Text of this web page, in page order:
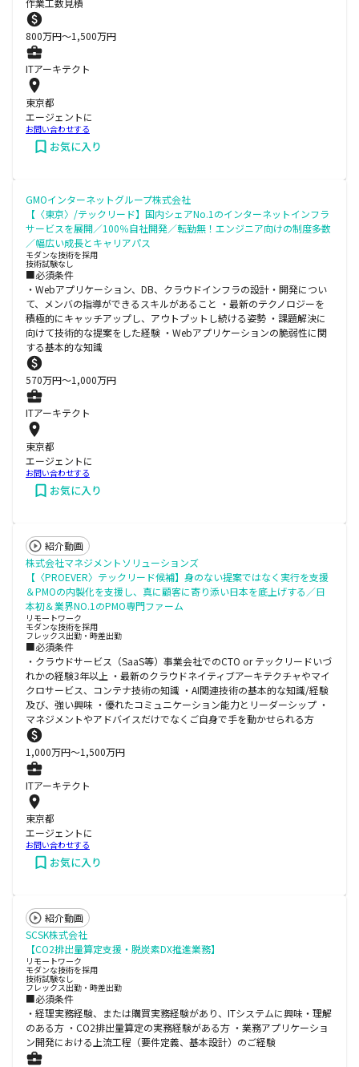
800万円〜1,500万円
ITアーキテクト
東京都
エージェントに
お問い合わせする
お気に入り
GMOインターネットグループ株式会社
【〈東京〉/テックリード】国内シェアNo.1のインターネットインフラ
サービスを展開／100％自社開発／転勤無！エンジニア向けの制度多数
／幅広い成長とキャリアパス
モダンな技術を採用
技術試験なし
■必須条件
・Webアプリケーション、DB、クラウドインフラの設計・開発につい
て、メンバの指導ができるスキルがあること ・最新のテクノロジーを
積極的にキャッチアップし、アウトプットし続ける姿勢 ・課題解決に
向けて技術的な提案をした経験 ・Webアプリケーションの脆弱性に関
する基本的な知識
570万円〜1,000万円
ITアーキテクト
東京都
エージェントに
お問い合わせする
お気に入り
紹介動画
株式会社マネジメントソリューションズ
【〈PROEVER〉テックリード候補】身のない提案ではなく実行を支援
＆PMOの内製化を支援し、真に顧客に寄り添い日本を底上げする／日
本初＆業界NO.1のPMO専門ファーム
リモートワーク
モダンな技術を採用
フレックス出勤・時差出勤
■必須条件
・クラウドサービス（SaaS等）事業会社でのCTO or テックリードいづ
れかの経験3年以上 ・最新のクラウドネイティブアーキテクチャやマイ
クロサービス、コンテナ技術の知識 ・AI関連技術の基本的な知識/経験
及び、強い興味 ・優れたコミュニケーション能力とリーダーシップ ・
マネジメントやアドバイスだけでなくご自身で手を動かせられる方
1,000万円〜1,500万円
ITアーキテクト
東京都
エージェントに
お問い合わせする
お気に入り
紹介動画
SCSK株式会社
【CO2排出量算定支援・脱炭素DX推進業務】
リモートワーク
モダンな技術を採用
技術試験なし
フレックス出勤・時差出勤
■必須条件
・経理実務経験、または購買実務経験があり、ITシステムに興味・理解
のある方 ・CO2排出量算定の実務経験がある方 ・業務アプリケーショ
ン開発における上流工程（要件定義、基本設計）のご経験